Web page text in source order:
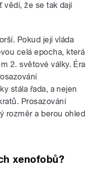
vědí, že se tak dají
Pokud její vláda
celá epocha, která
2. světové války. Éra
stála řada, a nejen
Prosazování
rozměr a berou ohled
xenofobů?